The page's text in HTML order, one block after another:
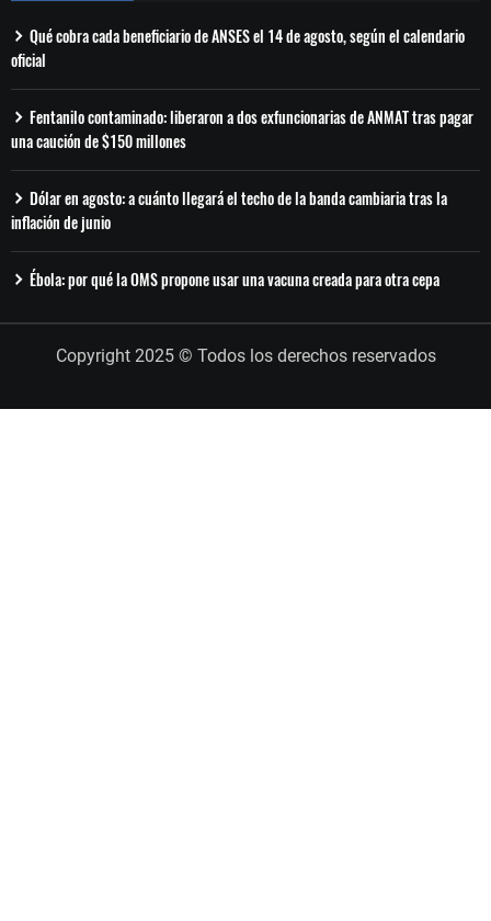
Qué cobra cada beneficiario de ANSES el 14 de agosto, según el calendario
oficial
Fentanilo contaminado: liberaron a dos exfuncionarias de ANMAT tras pagar
una caución de $150 millones
Dólar en agosto: a cuánto llegará el techo de la banda cambiaria tras la
inflación de junio
Ébola: por qué la OMS propone usar una vacuna creada para otra cepa
Copyright 2025 © Todos los derechos reservados